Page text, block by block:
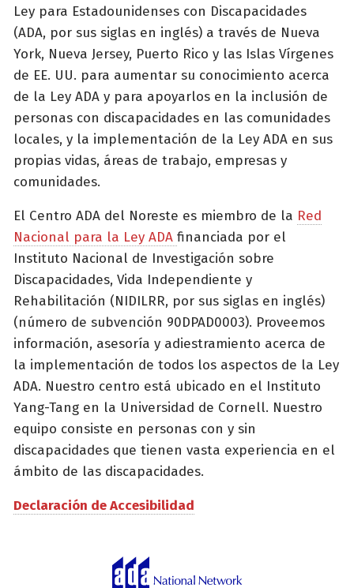
Ley para Estadounidenses con Discapacidades
(ADA, por sus siglas en inglés) a través de Nueva
York, Nueva Jersey, Puerto Rico y las Islas Vírgenes
de EE. UU. para aumentar su conocimiento acerca
de la Ley ADA y para apoyarlos en la inclusión de
personas con discapacidades en las comunidades
locales, y la implementación de la Ley ADA en sus
propias vidas, áreas de trabajo, empresas y
comunidades.
El Centro ADA del Noreste es miembro de la Red
Nacional para la Ley ADA financiada por el
Instituto Nacional de Investigación sobre
Discapacidades, Vida Independiente y
Rehabilitación (NIDILRR, por sus siglas en inglés)
(número de subvención 90DPAD0003). Proveemos
información, asesoría y adiestramiento acerca de
la implementación de todos los aspectos de la Ley
ADA. Nuestro centro está ubicado en el Instituto
Yang-Tang en la Universidad de Cornell. Nuestro
equipo consiste en personas con y sin
discapacidades que tienen vasta experiencia en el
ámbito de las discapacidades.
Declaración de Accesibilidad